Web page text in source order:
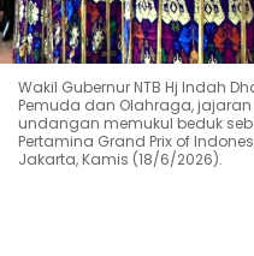
Wakil Gubernur NTB Hj Indah
Pemuda dan Olahraga, jajaran
undangan memukul beduk
Pertamina Grand Prix of
Jakarta, Kamis (18/6/2026).